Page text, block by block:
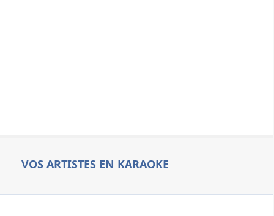
VOS ARTISTES EN KARAOKE